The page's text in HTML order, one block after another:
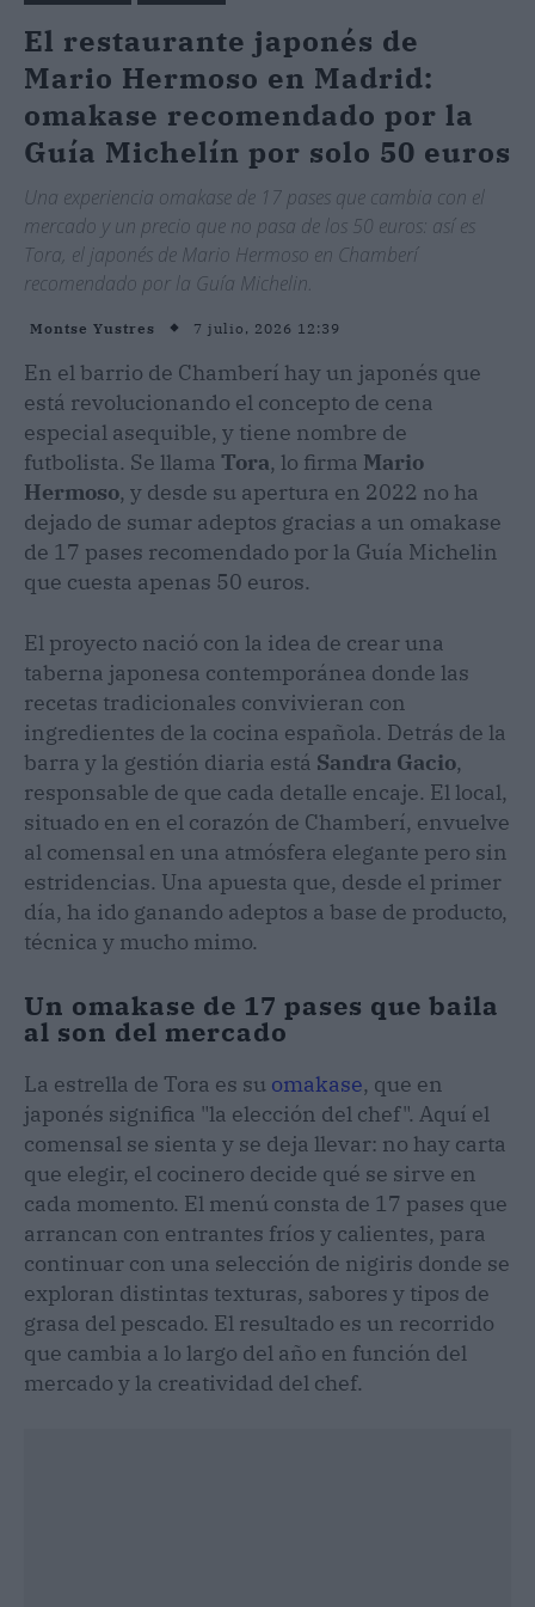
El restaurante japonés de
Mario Hermoso en Madrid:
omakase recomendado por la
Guía Michelín por solo 50 euros
Una experiencia omakase de 17 pases que cambia con el
mercado y un precio que no pasa de los 50 euros: así es
Tora, el japonés de Mario Hermoso en Chamberí
recomendado por la Guía Michelin.
Montse Yustres 7 julio, 2026 12:39
En el barrio de Chamberí hay un japonés que
está revolucionando el concepto de cena
especial asequible, y tiene nombre de
futbolista. Se llama Tora, lo firma Mario
Hermoso, y desde su apertura en 2022 no ha
dejado de sumar adeptos gracias a un omakase
de 17 pases recomendado por la Guía Michelin
que cuesta apenas 50 euros.
El proyecto nació con la idea de crear una
taberna japonesa contemporánea donde las
recetas tradicionales convivieran con
ingredientes de la cocina española. Detrás de la
barra y la gestión diaria está Sandra Gacio,
responsable de que cada detalle encaje. El local,
situado en en el corazón de Chamberí, envuelve
al comensal en una atmósfera elegante pero sin
estridencias. Una apuesta que, desde el primer
día, ha ido ganando adeptos a base de producto,
técnica y mucho mimo.
Un omakase de 17 pases que baila
al son del mercado
La estrella de Tora es su omakase, que en
japonés significa "la elección del chef". Aquí el
comensal se sienta y se deja llevar: no hay carta
que elegir, el cocinero decide qué se sirve en
cada momento. El menú consta de 17 pases que
arrancan con entrantes fríos y calientes, para
continuar con una selección de nigiris donde se
exploran distintas texturas, sabores y tipos de
grasa del pescado. El resultado es un recorrido
que cambia a lo largo del año en función del
mercado y la creatividad del chef.